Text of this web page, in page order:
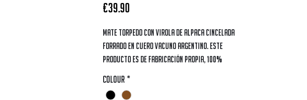
€39.90
Mate torpedo con virola de alpaca cincelada
forrado en cuero vacuno argentino. Este
producto es de fabricación propia, 100%
nuestro instagram oficial: @mates.ramosbcn
Colour *